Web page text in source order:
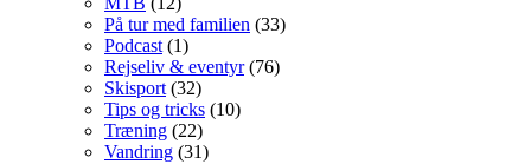
På tur med familien (33)
Podcast (1)
Rejseliv & eventyr(76)
Skisport (32)
Tips og tricks (10)
Træning (22)
Vandring (31)